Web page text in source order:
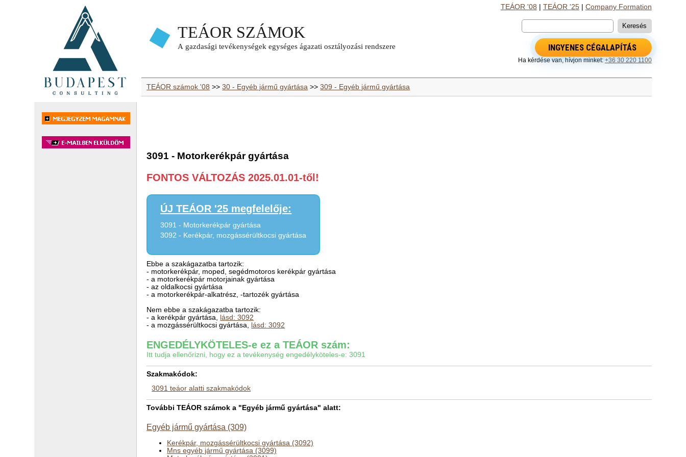
TEÁOR '08 TEÁOR '25| Company Formation
INGYENES CÉGALAPÍTÁS
Ha kérdése van, hívjon minket: +36 30 220 1100
TEÁOR számok '08 >>30 - Egyéb jármű gyártása >>309 - Egyéb jármű gyártása
3091 - Motorkerékpár gyártása
FONTOS VÁLTOZÁS 2025.01.01-től!
ÚJ TEÁOR '25 megfelelője:
3091 - Motorkerékpár gyártása
3092 - Kerékpár, mozgássérültkocsi gyártása
Ebbe a szakágazatba tartozik:
- motorkerékpár, moped, segédmotoros kerékpár gyártása
- a motorkerékpár motorjainak gyártása
- az oldalkocsi gyártása
- a motorkerékpár-alkatrész, -tartozék gyártása
Nem ebbe a szakágazatba tartozik:
- a kerékpár gyártása, lásd: 3092
- a mozgássérültkocsi gyártása, lásd: 3092
ENGEDÉLYKÖTELES-e ez a TEÁOR szám:
Itt tudja ellenőrizni, hogy ez a tevékenység engedélyköteles-e: 3091
Szakmakódok:
3091 teáor alatti szakmakódok
További TEÁOR számok a "Egyéb jármű gyártása" alatt:
Egyéb jármű gyártása (309)
Kerékpár, mozgássérültkocsi gyártása (3092)
Mns egyéb jármű gyártása (3099)